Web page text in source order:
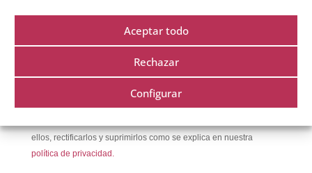
Aceptar todo
Rechazar
Configurar
ellos, rectificarlos y suprimirlos como se explica en nuestra
política de privacidad.